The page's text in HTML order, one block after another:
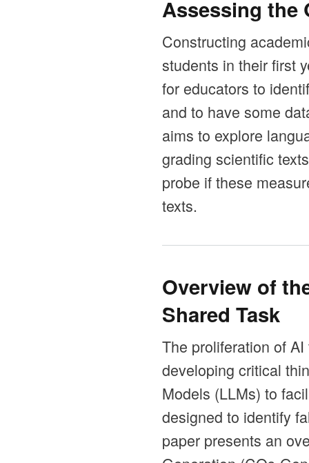
Assessing the
Constructing
students in their first
for educators to
and to have some
aims to explore
grading scientific
probe if these
texts.
Overview of
Shared Task
The proliferation of
developing critical
Models (LLMs) to
designed to identify
paper presents an